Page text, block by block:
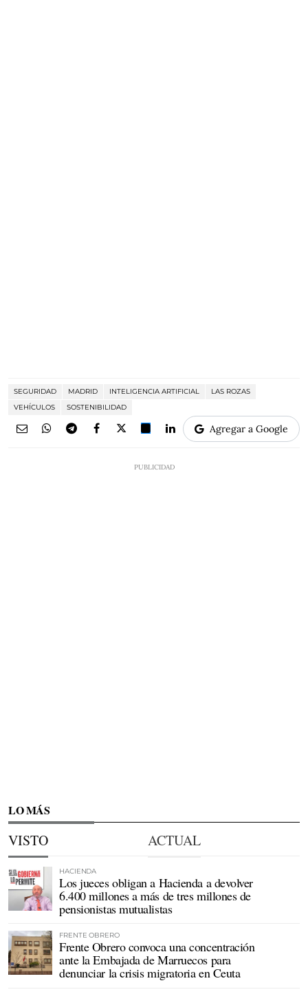
SEGURIDAD MADRID INTELIGENCIA ARTIFICIAL
LAS ROZAS
VEHÍCULOS
SOSTENIBILIDAD
Agregar a Google
LO MÁS
VISTO ACTUAL
HACIENDA
Los jueces obligan a Hacienda a devolver
6.400 millones a más de tres millones de
pensionistas mutualistas
FRENTE OBRERO
Frente Obrero convoca una concentración
ante la Embajada de Marruecos para
denunciar la crisis migratoria en Ceuta